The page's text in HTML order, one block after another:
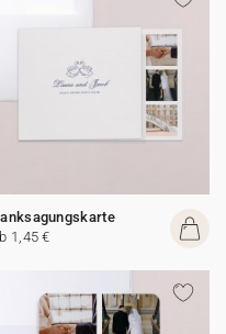
1,45 €